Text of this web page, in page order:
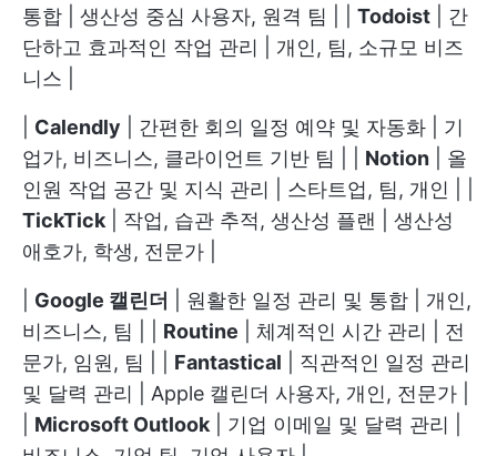
통합 | 생산성 중심 사용자, 원격 팀 | | Todoist | 간
단하고 효과적인 작업 관리 | 개인, 팀, 소규모 비즈
니스 |
Calendly | 간편한 회의 일정 예약 및 자동화 | 기
업가, 비즈니스, 클라이언트 기반 팀 | | Notion | 올
인원 작업 공간 및 지식 관리 | 스타트업, 팀, 개인 | |
TickTick | 작업, 습관 추적, 생산성 플랜 | 생산성
애호가, 학생, 전문가 |
Google 캘린더
| 원활한 일정 관리 및 통합 | 개인,
비즈니스, 팀 | | Routine | 체계적인 시간 관리 | 전
문가, 임원, 팀 | | Fantastical | 직관적인 일정 관리
및 달력 관리 | Apple 캘린더 사용자, 개인, 전문가 |
Microsoft Outlook | 기업 이메일 및 달력 관리 |